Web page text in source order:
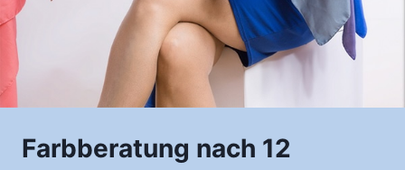
Farbberatung nach 12